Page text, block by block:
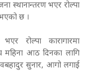
स्थानान्तरण भएर रोल्पा
छ ।
रोल्पा कारागारमा
महिना आठ दिनका लागि
सुनार, आगो लगाई